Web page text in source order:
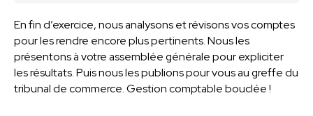
En fin d’exercice, nous analysons et révisons vos comptes
pour les rendre encore plus pertinents. Nous les
présentons à votre assemblée générale pour expliciter
les résultats. Puis nous les publions pour vous au greffe du
tribunal de commerce. Gestion comptable bouclée !